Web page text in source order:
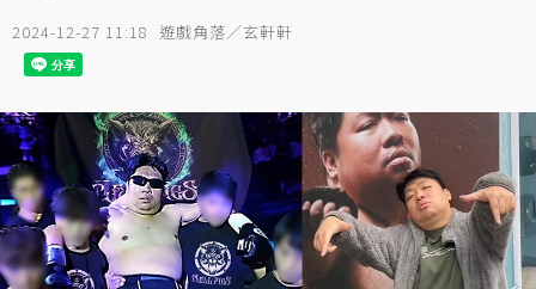
2024-12-27 11:18 遊戲角落／玄軒軒